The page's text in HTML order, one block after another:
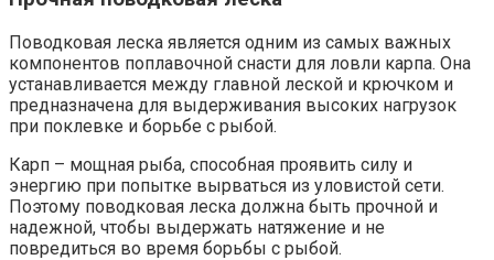
Поводковая леска является одним из самых важных
компонентов поплавочной снасти для ловли карпа. Она
устанавливается между главной леской и крючком и
предназначена для выдерживания высоких нагрузок
при поклевке и борьбе с рыбой.
Карп – мощная рыба, способная проявить силу и
энергию при попытке вырваться из уловистой сети.
Поэтому поводковая леска должна быть прочной и
надежной, чтобы выдержать натяжение и не
повредиться во время борьбы с рыбой.